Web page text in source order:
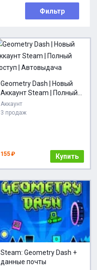
Фильтр
Geometry Dash | Новый
Аккаунт Steam | Полный
доступ | Автовыдача
Аккаунт
3 продаж
155 ₽ Купить
Steam: Geometry Dash +
данные почты